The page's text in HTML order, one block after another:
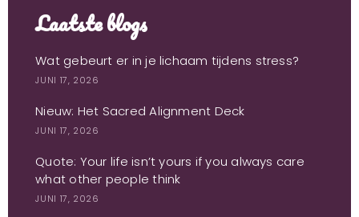
Laatste blogs
Wat gebeurt er in je lichaam tijdens stress?
JUNI 17, 2026
Nieuw: Het Sacred Alignment Deck
JUNI 17, 2026
Quote: Your life isn’t yours if you always care
what other people think
JUNI 17, 2026